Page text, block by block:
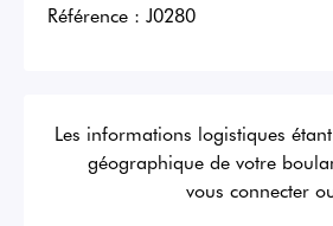
Référence : J0280
Les informations logistiques
géographique de votre
vous connecter